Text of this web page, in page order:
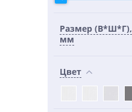
Размер (В*Ш*Г),
мм
Цвет